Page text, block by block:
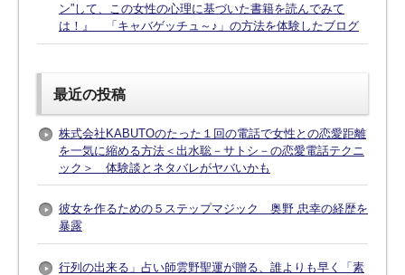
ン”して、この女性の心理に基づいた書籍を読んでみて
は！』 「キャバゲッチュ～♪」の方法を体験したブログ
最近の投稿
株式会社KABUTOのたった１回の電話で女性との恋愛距離
を一気に縮める方法＜出水聡－サトシ－の恋愛電話テクニ
ック＞ 体験談とネタバレがヤバいかも
彼女を作るための５ステップマジック 奥野 忠幸の経歴を
暴露
行列の出来る」占い師雲野聖運が贈る、誰よりも早く「素